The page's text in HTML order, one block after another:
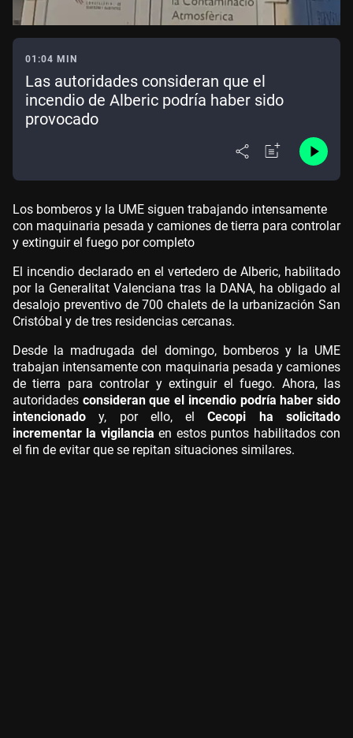
01:04 MIN
Las autoridades consideran que el
incendio de Alberic podría haber sido
provocado
Los bomberos y la UME siguen trabajando intensamente
con maquinaria pesada y camiones de tierra para controlar
y extinguir el fuego por completo
El incendio declarado en el vertedero de Alberic, habilitado
por la Generalitat Valenciana tras la DANA, ha obligado al
desalojo preventivo de 700 chalets de la urbanización San
Cristóbal y de tres residencias cercanas.
Desde la madrugada del domingo, bomberos y la UME
trabajan intensamente con maquinaria pesada y camiones
de tierra para controlar y extinguir el fuego. Ahora, las
autoridades consideran que el incendio podría haber sido
intencionado y, por ello, elCecopi ha solicitado
incrementar la vigilancia en estos puntos habilitados con
el fin de evitar que se repitan situaciones similares.